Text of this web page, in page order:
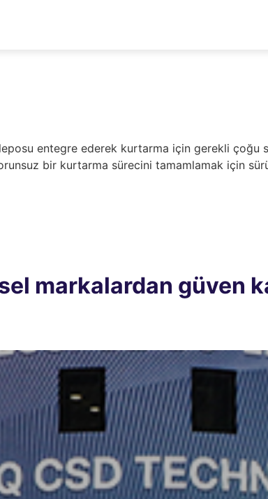
entegre ederek kurtarma için gerekli çoğu
bir kurtarma sürecini tamamlamak için
markalardan güven